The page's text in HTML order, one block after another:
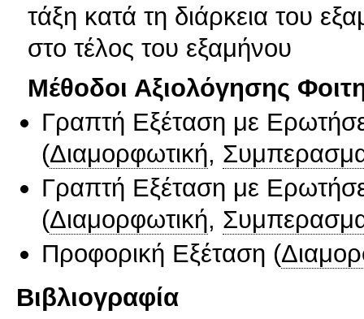
τάξη κατά τη διάρκεια του
στο τέλος του εξαμήνου
Μέθοδοι Αξιολόγησης
Γραπτή Εξέταση με
(Διαμορφωτική,
Γραπτή Εξέταση με
(Διαμορφωτική,
Προφορική Εξέταση (
Βιβλιογραφία